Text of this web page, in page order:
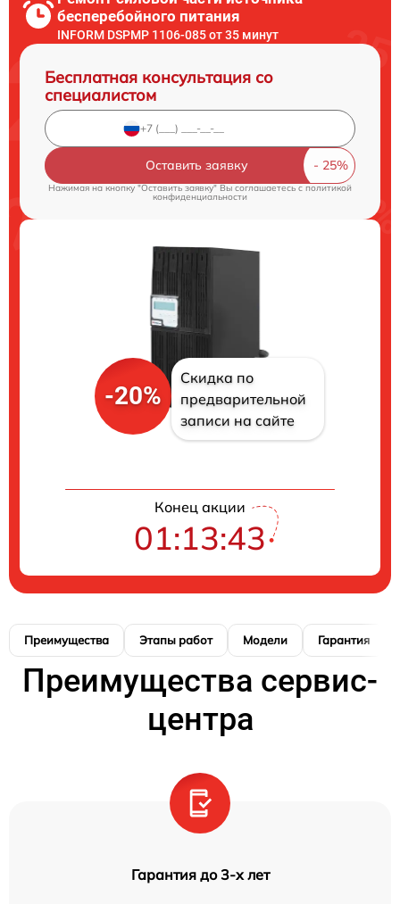
бесперебойного питания
INFORM DSPMP 1106-085 от 35 минут
Бесплатная консультация со
специалистом
Оставить заявку
Нажимая на кнопку "Оставить заявку" Вы соглашаетесь cполитикой
конфиденциальности
-20%
Скидка по
предварительной
записи на сайте
Конец акции
01:13:42
Преимущества Этапы работ Модели Гарантия
Преимущества сервис-
центра
Гарантия до 3-х лет